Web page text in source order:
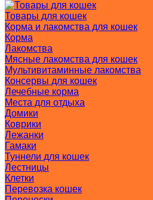
Товары для кошек
Корма и лакомства для кошек
Корма
Лакомства
Мясные лакомства для кошек
Мультивитаминные лакомства
Консервы для кошек
Лечебные корма
Места для отдыха
Домики
Коврики
Лежанки
Гамаки
Туннели для кошек
Лестницы
Клетки
Перевозка кошек